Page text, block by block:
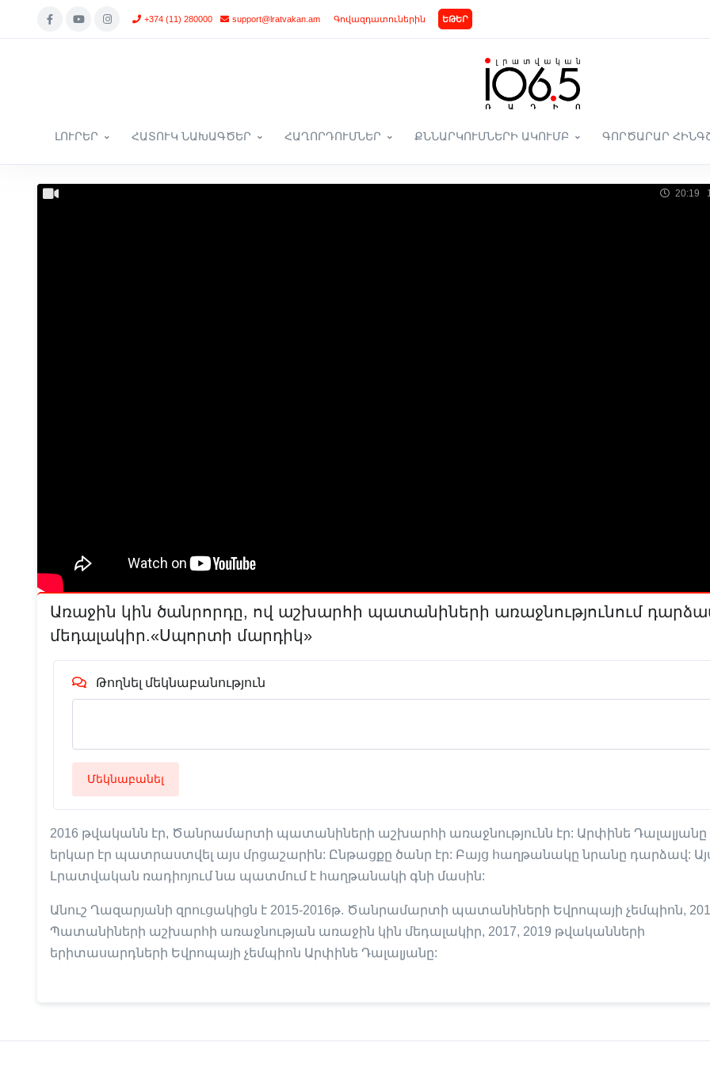
+374 (11) 280000 support@lratvakan.am Գովազդատուներին ԵԹԵՐ
ԼՈՒՐԵՐ ՀԱՏՈՒԿ ՆԱԽԱԳԾԵՐ ՀԱՂՈՐԴՈՒՄՆԵՐ ՔՆՆԱՐԿՈՒՄՆԵՐԻ ԱԿՈՒՄԲ ԳՈՐԾԱՐԱՐ
20:19
Առաջին կին ծանրորդը, ով աշխարհի պատանիների առաջնությունում
մեդալակիր.«Սպորտի մարդիկ»
Թողնել մեկնաբանություն
Մեկնաբանել
2016 թվականն էր, Ծանրամարտի պատանիների աշխարհի առաջնությունն էր: Արփինե Դալալյանը
երկար էր պատրաստվել այս մրցաշարին: Ընթացքը ծանր էր: Բայց հաղթանակը նրանը դարձավ:
Լրատվական ռադիոյում նա պատմում է հաղթանակի գնի մասին:
Անուշ Ղազարյանի զրուցակիցն է 2015-2016թ. Ծանրամարտի պատանիների Եվրոպայի չեմպիոն,
Պատանիների աշխարհի առաջնության առաջին կին մեդալակիր, 2017, 2019 թվականների
երիտասարդների Եվրոպայի չեմպիոն Արփինե Դալալյանը: